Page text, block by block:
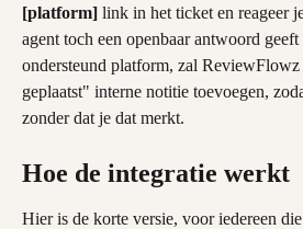
[platform] link in het ticket en reageer
agent toch een openbaar antwoord
ondersteund platform, zal
geplaatst" interne notitie toevoegen,
zonder dat je dat merkt.
Hoe de integratie werkt
Hier is de korte versie, voor iedereen